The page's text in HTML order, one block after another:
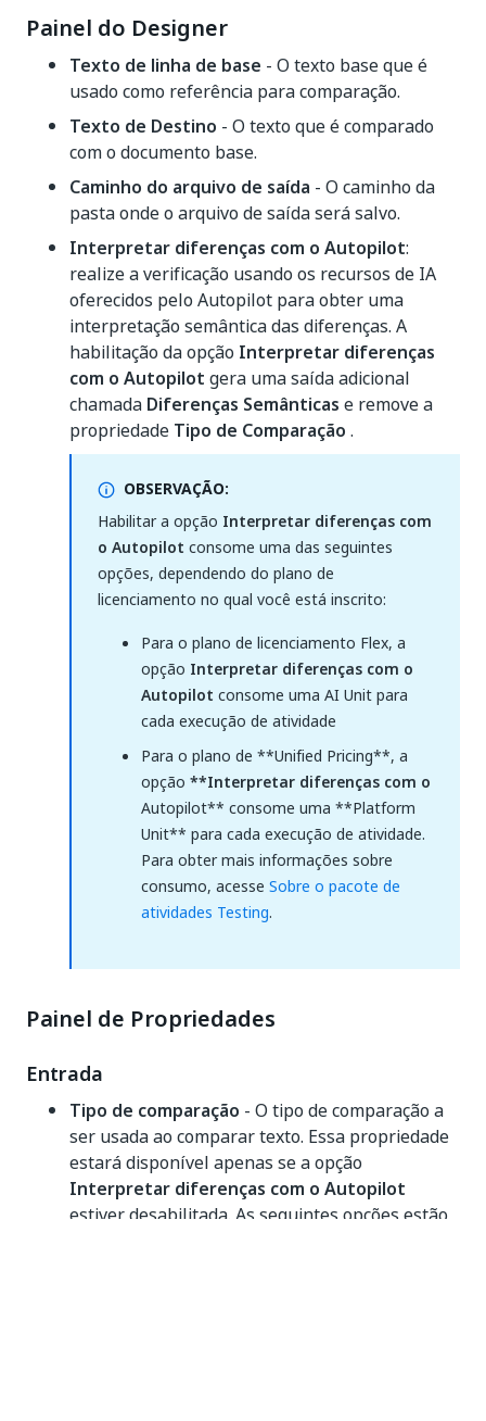
Painel do Designer
Texto de linha de base - O texto base que é
usado como referência para comparação.
Texto de Destino - O texto que é comparado
com o documento base.
Caminho do arquivo de saída - O caminho da
pasta onde o arquivo de saída será salvo.
Interpretar diferenças com o Autopilot:
realize a verificação usando os recursos de IA
oferecidos pelo Autopilot para obter uma
interpretação semântica das diferenças. A
habilitação da opção Interpretar diferenças
com o Autopilot gera uma saída adicional
chamada Diferenças Semânticas e remove a
propriedade Tipo de Comparação .
OBSERVAÇÃO:
Habilitar a opção Interpretar diferenças com
o Autopilot consome uma das seguintes
opções, dependendo do plano de
licenciamento no qual você está inscrito:
Para o plano de licenciamento Flex, a
opção Interpretar diferenças com o
Autopilot consome uma AI Unit para
cada execução de atividade
Para o plano de **Unified Pricing**, a
opção **Interpretar diferenças com o
Autopilot** consome uma **Platform
Unit** para cada execução de atividade.
Para obter mais informações sobre
consumo, acesse Sobre o pacote de
atividades Testing.
Painel de Propriedades
Entrada
Tipo de comparação - O tipo de comparação a
ser usada ao comparar texto. Essa propriedade
estará disponível apenas se a opção
Interpretar diferenças com o Autopilot
estiver desabilitada. As seguintes opções estão